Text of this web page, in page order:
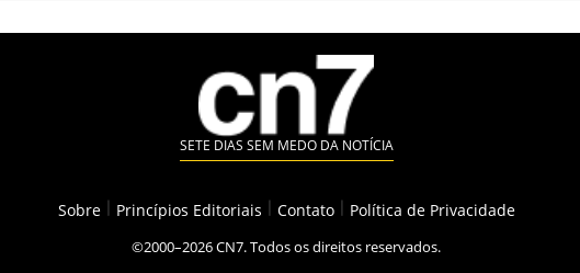
SETE DIAS SEM MEDO DA NOTÍCIA
Sobre Princípios Editoriais Contato Política de Privacidade
©2000–2026 CN7. Todos os direitos reservados.